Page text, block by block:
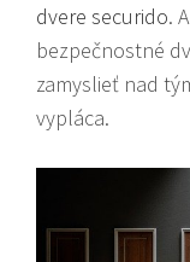
dvere securido.
bezpečnostné
zamyslieť nad
vypláca.